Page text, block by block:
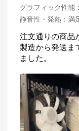
グラフィック性能 ：
静音性・発熱 ： 満
注文通りの商品
製造から発送ま